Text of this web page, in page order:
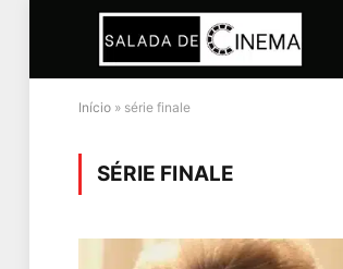
Início » série finale
SÉRIE FINALE